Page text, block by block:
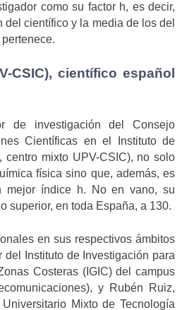
como su factor h, es decir,
del científico y la media de los del
CSIC), científico español
de investigación del Consejo
Científicas en el Instituto de
centro mixto UPV-CSIC), no solo
física sino que, además, es
mejor índice h. No en vano, su
superior, en toda España, a 130.
en sus respectivos ámbitos
del Instituto de Investigación para
Costeras (IGIC) del campus
y Rubén Ruiz,
Mixto de Tecnología